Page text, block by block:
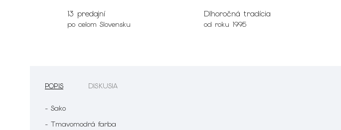
13 predajní
po celom Slovensku
Dlhoročná tradícia
od roku 1995
POPIS DISKUSIA
- Sako
- Tmavomodrá farba